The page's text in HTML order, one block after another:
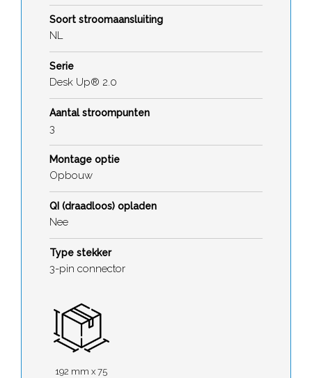
Soort stroomaansluiting
NL
Serie
Desk Up® 2.0
Aantal stroompunten
3
Montage optie
Opbouw
QI (draadloos) opladen
Nee
Type stekker
3-pin connector
192 mm x 75